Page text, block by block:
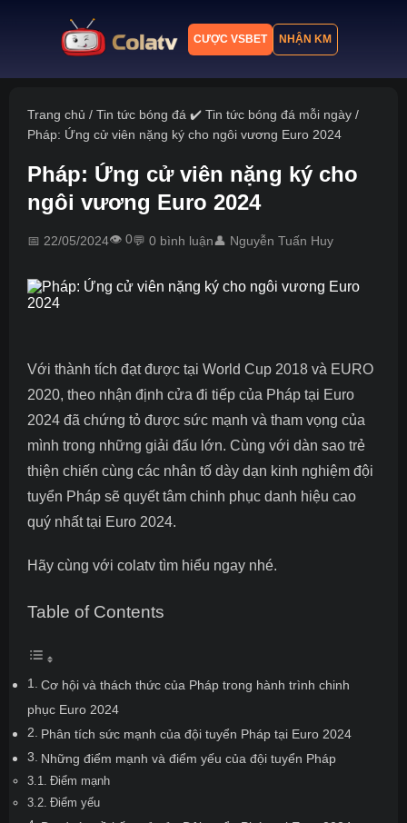
CƯỢC VSBET NHẬN KM
Trang chủ
Lịch thi đấu
Bảng xếp hạng
Kết quả
Nhận định
Tin tức
Trang chủ / Tin tức bóng đá ✔️ Tin tức bóng đá mỗi ngày /
Pháp: Ứng cử viên nặng ký cho ngôi vương Euro 2024
Pháp: Ứng cử viên nặng ký cho
ngôi vương Euro 2024
📅 22/05/2024👁️ 0💬 0 bình luận👤 Nguyễn Tuấn Huy
Với thành tích đạt được tại World Cup 2018 và EURO
2020, theo nhận định cửa đi tiếp của Pháp tại Euro
2024 đã chứng tỏ được sức mạnh và tham vọng của
mình trong những giải đấu lớn. Cùng với dàn sao trẻ
thiện chiến cùng các nhân tố dày dạn kinh nghiệm đội
tuyển Pháp sẽ quyết tâm chinh phục danh hiệu cao
quý nhất tại Euro 2024.
Hãy cùng với colatv tìm hiểu ngay nhé.
Table of Contents
Cơ hội và thách thức của Pháp trong hành trình chinh
phục Euro 2024
Phân tích sức mạnh của đội tuyển Pháp tại Euro 2024
Những điểm mạnh và điểm yếu của đội tuyển Pháp
Điểm mạnh
Điểm yếu